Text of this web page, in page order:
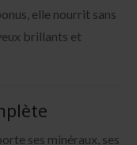
elle nourrit sans
brillants et
ses minéraux, ses